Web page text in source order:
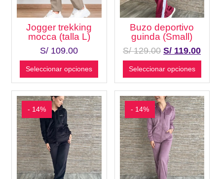
Jogger trekking
mocca (talla L)
S/ 109.00
Seleccionar opciones
Buzo deportivo
guinda (Small)
S/129.00 S/ 119.00
Seleccionar opciones
- 14% - 14%